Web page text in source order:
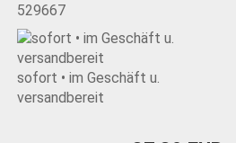
529667
sofort • im Geschäft u.
versandbereit